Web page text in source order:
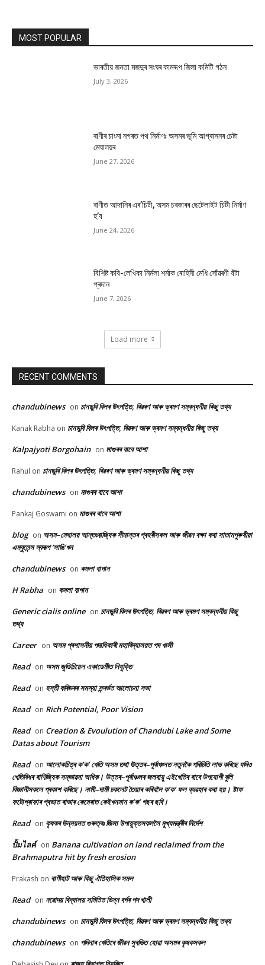
MOST POPULAR
ভাৰতীয় জনতা মজদুৰ সংঘৰ কামৰূপ জিলা কমিটি গঠন
July 3, 2026
ৰাণীৰ চাংমা নগৰত পথ নিৰ্মাণঃ অসমৰ ভূমি আগ্ৰাসনৰ চেষ্টা
মেঘালয়ৰ
June 27, 2026
ৰাণীত আদানিৰ এৰ’চিটী, অসম চৰকাৰৰ ছেটেলাইট চিটী নিৰ্মাণ
হ’ব
June 24, 2026
বিশিষ্ট কবি-লেখিকা নিৰ্মলা শৰ্মাক ৰোহিনী মেধি সোঁৱৰণী বঁটা
প্ৰদান
June 7, 2026
Load more
RECENT COMMENTS
chandubinews on চানডুবি বিলৰ উৎপত্তি, বিৱৰণ আৰু ভ্ৰমণ সম্বন্ধনীয় কিছু তথ্য
Kanak Rabha on চানডুবি বিলৰ উৎপত্তি, বিৱৰণ আৰু ভ্ৰমণ সম্বন্ধনীয় কিছু তথ্য
Kalpajyoti Borgohain on মাগুৰৰ বাবে আশা
Rahul on চানডুবি বিলৰ উৎপত্তি, বিৱৰণ আৰু ভ্ৰমণ সম্বন্ধনীয় কিছু তথ্য
chandubinews on মাগুৰৰ বাবে আশা
Pankaj Goswami on মাগুৰৰ বাবে আশা
blog on অসম–মেঘালয় আন্তঃৰাজ্যিক সীমান্তৰ প্ৰহৰীসকল আৰু জীৱন ৰক্ষা কৰা সাতামপুৰুষীয়া
এম্বুলেন্স স্বৰূপ ‘সাঙি’খন
chandubinews on কমলা বাগান
H Rabha on কমলা বাগান
Generic cialis online on চানডুবি বিলৰ উৎপত্তি, বিৱৰণ আৰু ভ্ৰমণ সম্বন্ধনীয় কিছু
তথ্য
Career on অসম প্ৰশাসনীয় পদাধিকাৰী মহাবিদ্যালয়ত পদ খালী
Read on অসম জুডিচিয়েল একাডেমীত নিযুক্তি
Read on হস্তী কৰিডৰৰ সমস্যা সন্দৰ্ভত আলোচনা সভা
Read on Rich Potential, Poor Vision
Read on Creation & Evoulution of Chandubi Lake and Some
Datas about Tourism
Read on আলোকচিত্ৰ ক’ক’ খেতি অসম তথা উত্তৰ–পূৰ্বাঞ্চলত নতুনকৈ পৰিচিতি লাভ কৰিছে যদিও
খেতিবিধৰ বাণিজ্যিক সম্ভাৱনা অধিক। উত্তৰ–পূৰ্বাঞ্চলৰ জলবায়ু এইখেতিৰ বাবে উপযোগী বুলি
বিজ্ঞানীসকলে প্ৰকাশ কৰিছে। নামী–দামী চকলেট তৈয়াৰ কৰিবলৈ ক’ক’ ফল ব্যৱহাৰ কৰা হয়। ষ্টাফ
ফটোগ্ৰাফাৰ প্ৰভাত ৰাভাৰ কেমেৰাত কেইখনমান ক’ক’ গছৰ ছবি।
Read on কৃষকৰ উন্নয়নত গুৰুত্বঃ জিলা উপায়ুক্তসকললৈ মুখ্যমন্ত্ৰীৰ নিৰ্দেশ
ปั้มไลค์ on Banana cultivation on land reclaimed from the
Brahmaputra hit by fresh erosion
Prakash on ৰাণীহাট আৰু কিছু ঐতিহাসিক সমল
Read on নৱোদয় বিদ্যালয় সমিতিত ভিন্ন বৰ্গৰ পদ খালী
chandubinews on চানডুবি বিলৰ উৎপত্তি, বিৱৰণ আৰু ভ্ৰমণ সম্বন্ধনীয় কিছু তথ্য
chandubinews on পদিনাৰ খেতিৰে জীৱন সুৰভিত হোৱা অসমৰ কৃষকসকল